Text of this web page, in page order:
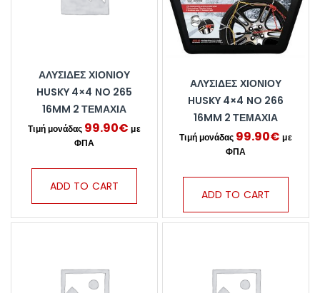
ΑΛΥΣΊΔΕΣ ΧΙΟΝΙΟΎ
HUSKY 4×4 NO 265
16MM 2 ΤΕΜΆΧΙΑ
99.90€
ADD TO CART
ΑΛΥΣΊΔΕΣ ΧΙΟΝΙΟΎ
HUSKY 4×4 NO 266
16MM 2 ΤΕΜΆΧΙΑ
99.90€
ADD TO CART